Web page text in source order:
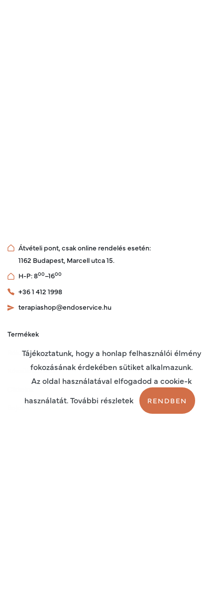
Átvételi pont, csak online rendelés esetén:
1162 Budapest, Marcell utca 15.
H-P: 800–1600
+36 1 412 1998
terapiashop@endoservice.hu
Termékek
Rólunk
Készülékeinkről
Tájékoztatunk, hogy a honlap felhasználói élmény
fokozásának érdekében sütiket alkalmazunk.
Az oldal használatával elfogadod a cookie-k
használatát. További részletek
RENDBEN